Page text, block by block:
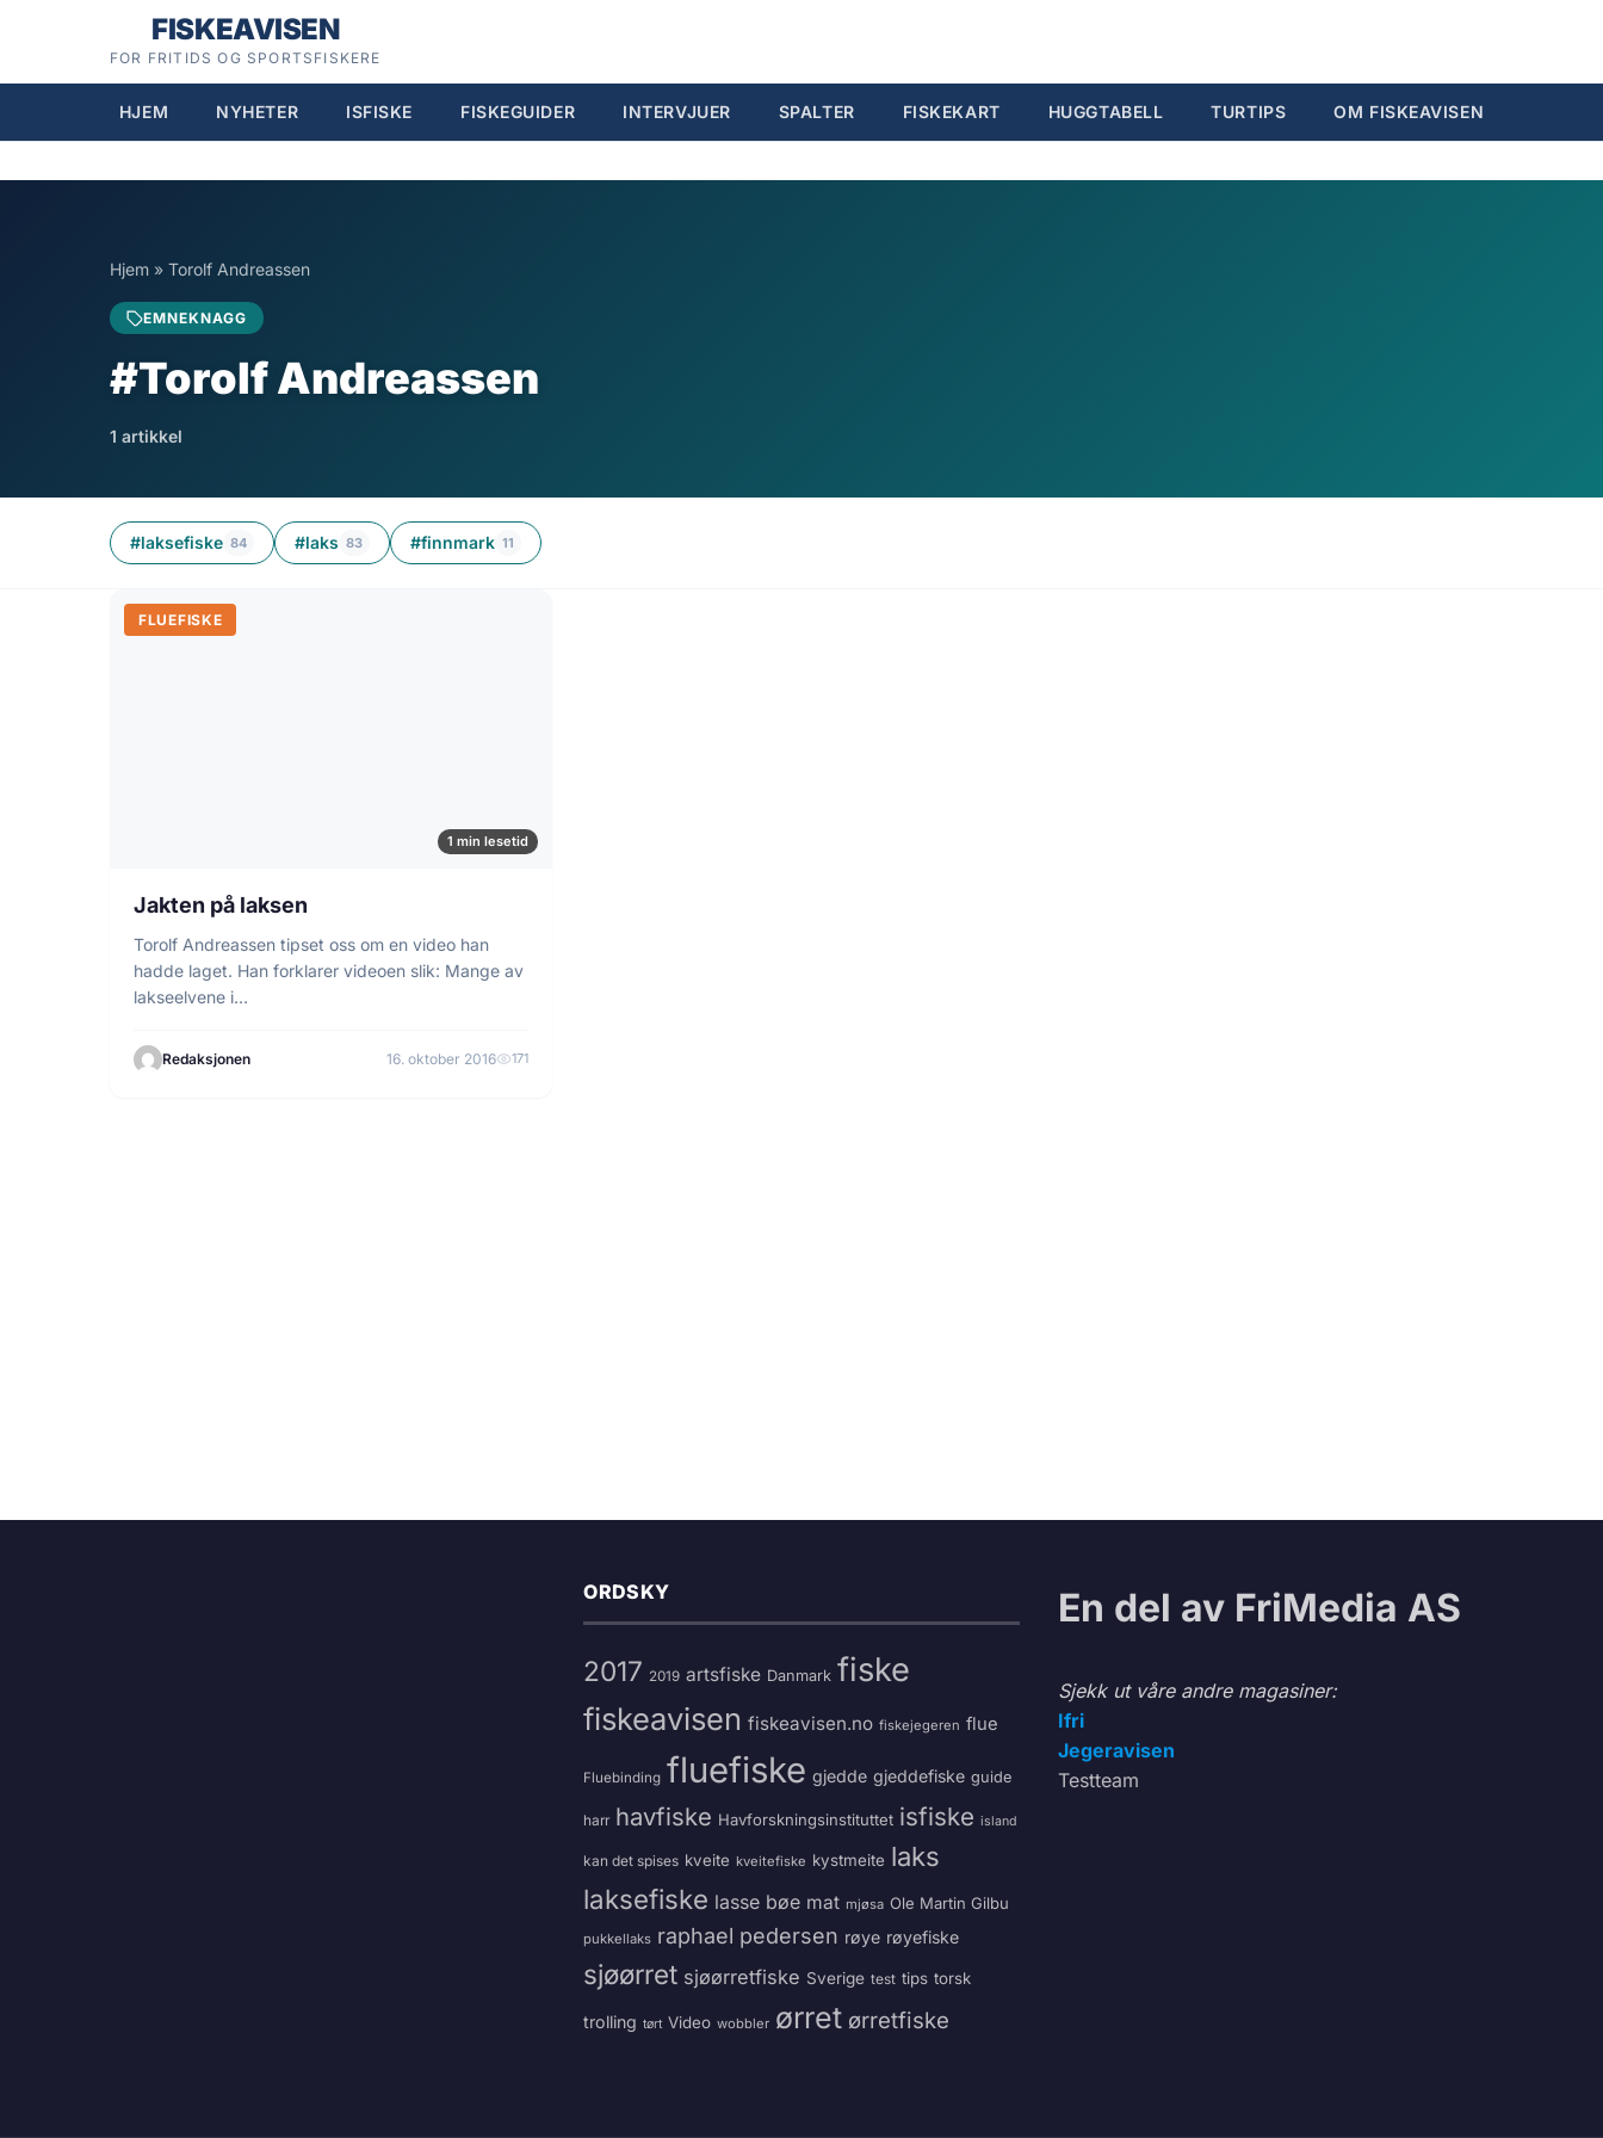
FISKEAVISEN
FOR FRITIDS OG SPORTSFISKERE
HJEM NYHETER ISFISKE FISKEGUIDER INTERVJUER SPALTER FISKEKART HUGGTABELL TURTIPS OM FISKEAVISEN
Hjem » Torolf Andreassen
EMNEKNAGG
#Torolf Andreassen
1 artikkel
#laksefiske 84 #laks 83 #finnmark 11
FLUEFISKE
1 min lesetid
Jakten på laksen
Torolf Andreassen tipset oss om en video han
hadde laget. Han forklarer videoen slik: Mange av
lakseelvene i…
Redaksjonen 16. oktober 2016 171
ORDSKY
2017 2019 artsfiske Danmark fiske
fiskeavisen fiskeavisen.no fiskejegeren flue
Fluebinding fluefiske gjedde gjeddefiske guide
harr havfiske Havforskningsinstituttet isfiske island
kan det spises kveite kveitefiske kystmeite laks
laksefiske lasse bøe mat mjøsa Ole Martin Gilbu
pukkellaks raphael pedersen røye røyefiske
sjøørret sjøørretfiske Sverige test tips torsk
trolling tørt Video wobbler ørret ørretfiske
En del av FriMedia AS
Sjekk ut våre andre magasiner:
Ifri
Jegeravisen
Testteam